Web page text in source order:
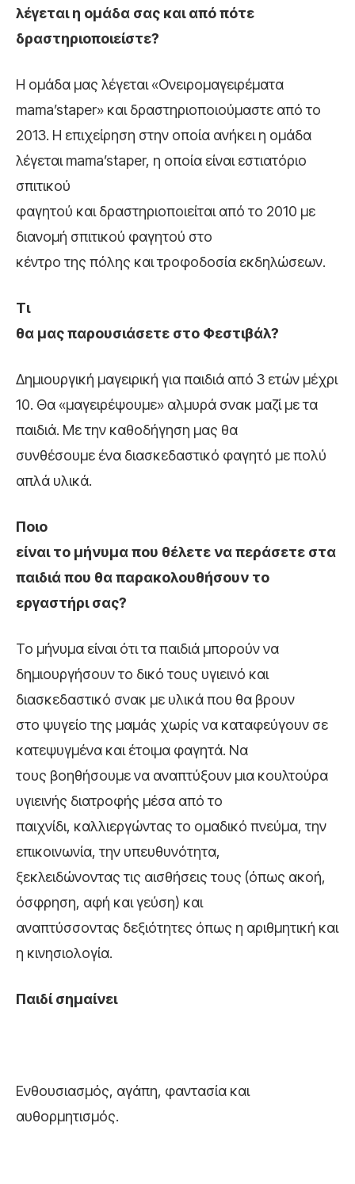
λέγεται η ομάδα σας και από πότε
δραστηριοποιείστε?
Η ομάδα μας λέγεται «Ονειρομαγειρέματα
mama’staper» και δραστηριοποιούμαστε από το
2013. Η επιχείρηση στην οποία ανήκει η ομάδα
λέγεται mama’staper, η οποία είναι εστιατόριο
σπιτικού
φαγητού και δραστηριοποιείται από το 2010 με
διανομή σπιτικού φαγητού στο
κέντρο της πόλης και τροφοδοσία εκδηλώσεων.
Τι
θα μας παρουσιάσετε στο Φεστιβάλ?
Δημιουργική μαγειρική για παιδιά από 3 ετών μέχρι
10. Θα «μαγειρέψουμε» αλμυρά σνακ μαζί με τα
παιδιά. Με την καθοδήγηση μας θα
συνθέσουμε ένα διασκεδαστικό φαγητό με πολύ
απλά υλικά.
Ποιο
είναι το μήνυμα που θέλετε να περάσετε στα
παιδιά που θα παρακολουθήσουν το
εργαστήρι σας?
Το μήνυμα είναι ότι τα παιδιά μπορούν να
δημιουργήσουν το δικό τους υγιεινό και
διασκεδαστικό σνακ με υλικά που θα βρουν
στο ψυγείο της μαμάς χωρίς να καταφεύγουν σε
κατεψυγμένα και έτοιμα φαγητά. Να
τους βοηθήσουμε να αναπτύξουν μια κουλτούρα
υγιεινής διατροφής μέσα από το
παιχνίδι, καλλιεργώντας το ομαδικό πνεύμα, την
επικοινωνία, την υπευθυνότητα,
ξεκλειδώνοντας τις αισθήσεις τους (όπως ακοή,
όσφρηση, αφή και γεύση) και
αναπτύσσοντας δεξιότητες όπως η αριθμητική και
η κινησιολογία.
Παιδίσημαίνει
Ενθουσιασμός, αγάπη, φαντασία και
αυθορμητισμός.